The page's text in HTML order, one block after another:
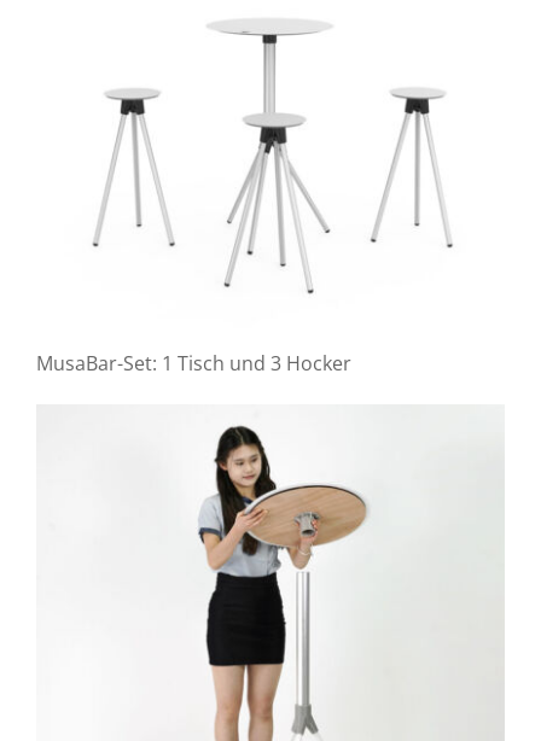
MusaBar-Set: 1 Tisch und 3 Hocker